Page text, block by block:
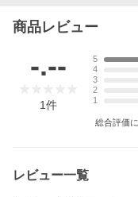
商品レビュー
-.--
1件
5
4
3
2
1
総合評価
レビュー一覧